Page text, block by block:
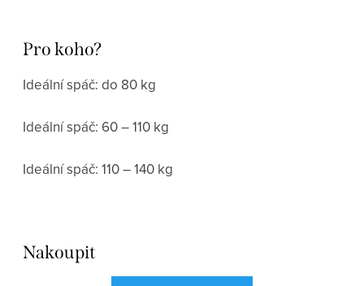
Pro koho?
Ideální spáč: do 80 kg
Ideální spáč: 60 – 110 kg
Ideální spáč: 110 – 140 kg
Nakoupit